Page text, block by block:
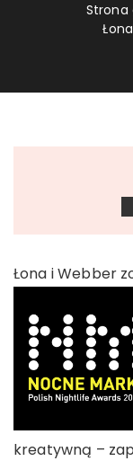
Strona
Łona i Webber
kreatywną –